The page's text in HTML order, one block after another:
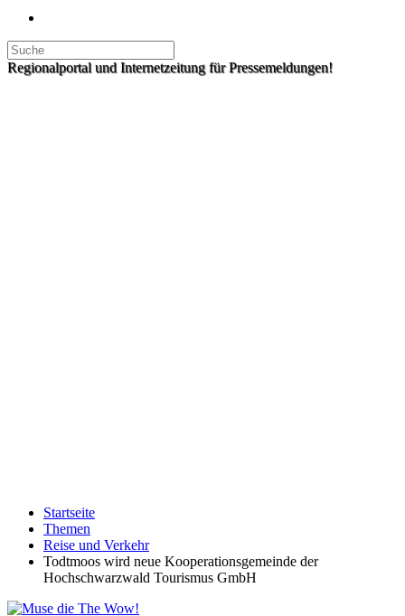
Regionalportal und Internetzeitung für Pressemeldungen!
Startseite
Themen
Reise und Verkehr
Todtmoos wird neue Kooperationsgemeinde der
Hochschwarzwald Tourismus GmbH